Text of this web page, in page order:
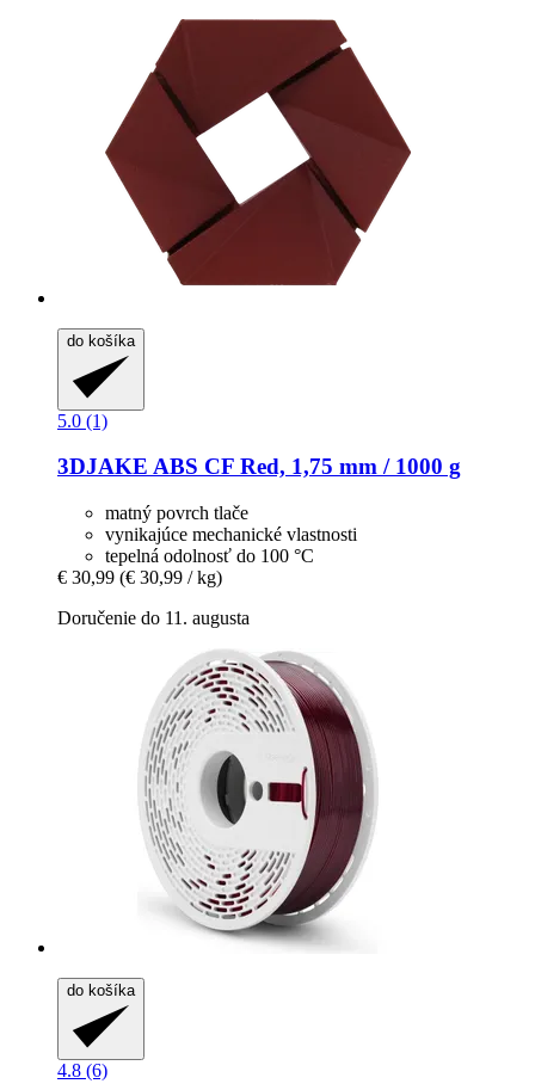
do košíka
5.0 (1)
3DJAKE ABS CF Red, 1,75 mm / 1000 g
matný povrch tlače
vynikajúce mechanické vlastnosti
tepelná odolnosť do 100 °C
€ 30,99 (€ 30,99 / kg)
Doručenie do 11. augusta
do košíka
4.8 (6)